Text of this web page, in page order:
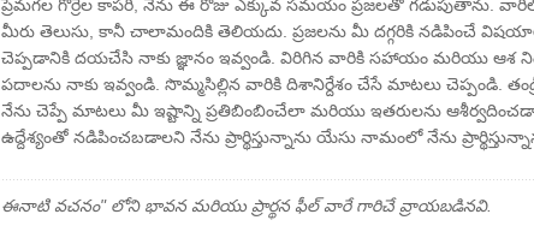
ప్రేమగల గొర్రెల కాపరి, నేను ఈ రోజు ఎక్కువ సమయం ప్రజలతో గడుపుతాను.
మీరు తెలుసు, కానీ చాలామందికి తెలియదు. ప్రజలను మీ దగ్గరికి నడిపించే
చెప్పడానికి దయచేసి నాకు జ్ఞానం ఇవ్వండి. విరిగిన వారికి సహాయం మరియు ఆశ
పదాలను నాకు ఇవ్వండి. సొమ్మసిల్లిన వారికి దిశానిర్దేశం చేసే మాటలు చెప్పండి.
నేను చెప్పే మాటలు మీ ఇష్టాన్ని ప్రతిబింబించేలా మరియు ఇతరులను
ఉద్దేశ్యంతో నడిపించబడాలని నేను ప్రార్థిస్తున్నాను యేసు నామంలో నేను
ఈనాటి వచనం" లోని భావన మరియు ప్రార్థన ఫీల్ వారే గారిచే వ్రాయబడినవి.